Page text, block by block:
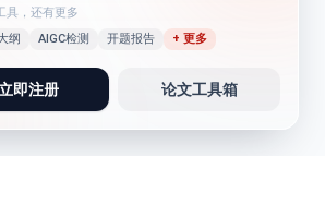
具，还有更多
纲 AIGC检测 开题报告 + 更多
即注册 论文工具箱